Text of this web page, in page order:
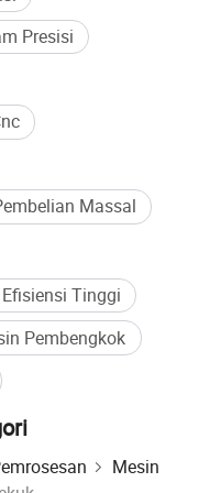
presisi tinggi
waktu
unggul.
Presisi
Massal
Tinggi
Pembengkok
Mesin